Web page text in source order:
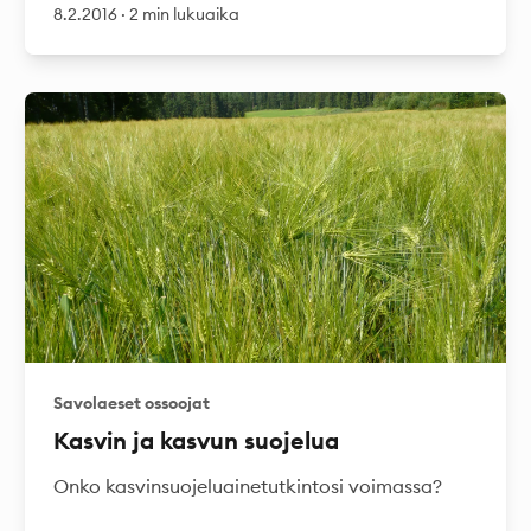
8.2.2016 ·2 min lukuaika
Savolaeset ossoojat
Kasvin ja kasvun suojelua
Onko kasvinsuojeluainetutkintosi voimassa?